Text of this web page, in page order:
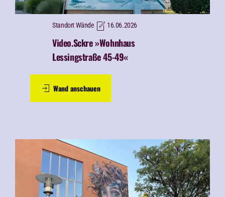
Standort Wände 16.06.2026
Video.Sckre »Wohnhaus
Lessingstraße 45-49«
Wand anschauen